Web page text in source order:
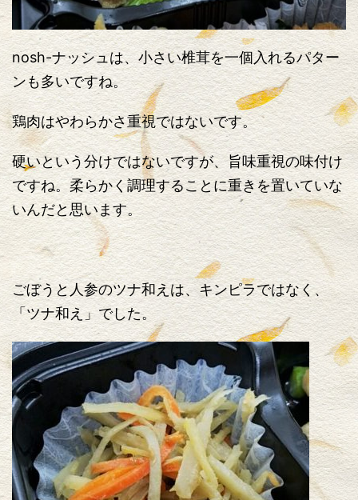
nosh-ナッシュは、小さい椎茸を一個入れるパター
ンも多いですね。
鶏肉はやわらかさ重視ではないです。
硬いという分けではないですが、旨味重視の味付け
ですね。柔らかく調理することに重きを置いていな
いんだと思います。
ごぼうと人参のツナ和えは、キンピラではなく、
「ツナ和え」でした。